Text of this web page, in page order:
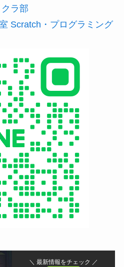
ラ部
Scratch・プログラミング
＼ 最新情報をチェック ／